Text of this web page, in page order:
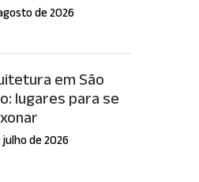
de 2026
em São
lugares para se
julho de 2026